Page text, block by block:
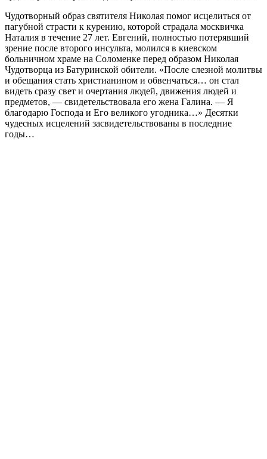
Чудотворный образ святителя Николая помог исцелиться от
пагубной страсти к курению, которой страдала москвичка
Наталия в течение 27 лет. Евгений, полностью потерявший
зрение после второго инсульта, молился в киевском
больничном храме на Соломенке перед образом Николая
Чудотворца из Батуринской обители. «После слезной молитвы
и обещания стать христианином и обвенчаться… он стал
видеть сразу свет и очертания людей, движения людей и
предметов, — свидетельствовала его жена Галина. — Я
благодарю Господа и Его великого угодника…» Десятки
чудесных исцелений засвидетельствованы в последние
годы…